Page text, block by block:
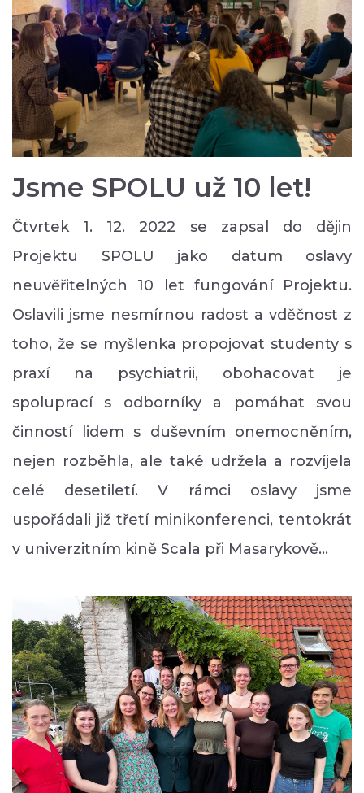
Jsme SPOLU už 10 let!
Čtvrtek 1. 12. 2022 se zapsal do dějin
Projektu SPOLU jako datum oslavy
neuvěřitelných 10 let fungování Projektu.
Oslavili jsme nesmírnou radost a vděčnost z
toho, že se myšlenka propojovat studenty s
praxí na psychiatrii, obohacovat je
spoluprací s odborníky a pomáhat svou
činností lidem s duševním onemocněním,
nejen rozběhla, ale také udržela a rozvíjela
celé desetiletí. V rámci oslavy jsme
uspořádali již třetí minikonferenci, tentokrát
v univerzitním kině Scala při Masarykově…